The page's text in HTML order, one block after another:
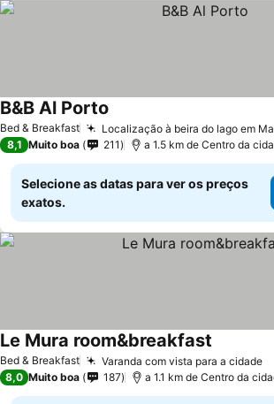
Bed & Breakfast Localização à beira do lago em
B&B Al Porto
8,1 Muito boa 211 a 1.5 km de Centro da
Selecione as datas para ver os preços
exatos.
Bed & Breakfast Varanda com vista para a cidade
Le Mura room&breakfast
8,0 Muito boa 187 a 1.1 km de Centro da